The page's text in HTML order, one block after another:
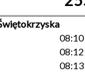
08:10
08:12
08:13